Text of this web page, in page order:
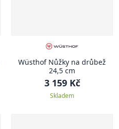
Wüsthof Nůžky na drůbež
24,5 cm
3 159 Kč
Skladem